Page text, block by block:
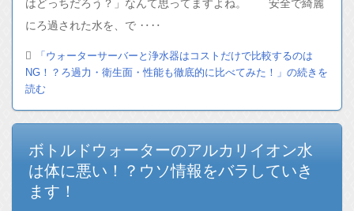
はどっちだろう？」なんて思ってますよね。 安全で綺麗
にろ過された水を、で ‥‥
「ウォーターサーバーと浄水器はコストだけで比較するのは
NG！？ろ過力・衛生面・性能も徹底的に比べてみた！」の続きを
読む
ボトルドウォーターのアルカリイオン水
は体に悪い！？ウソ情報をバラしていき
ます！